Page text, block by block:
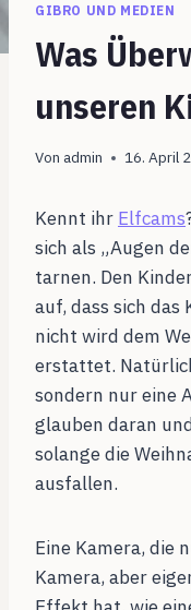
GIBRO UND MEDIEN
Was
unseren
Von admin 16. April
Kennt ihr Elfcams
sich als „Augen
tarnen. Den
auf, dass sich das
nicht wird dem
erstattet.
sondern nur eine
glauben daran
solange die
ausfallen.
Eine Kamera, die
Kamera, aber